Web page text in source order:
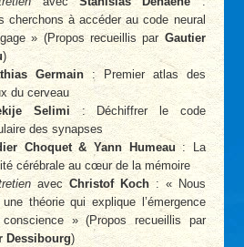
cherchons à accéder au code neural
» (Propos recueillis par Gautier
)
Germain: Premier atlas des
du cerveau
Selimi: Déchiffrer le code
des synapses
Choquet & Yann Humeau: La
cérébrale au cœur de la mémoire
avecChristof Koch : « Nous
théorie qui explique l’émergence
» (Propos recueillis par
Dessibourg)